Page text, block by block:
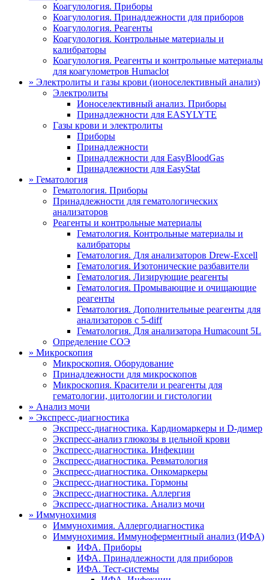
Коагулология. Приборы
Коагулология. Принадлежности для приборов
Коагулология. Реагенты
Коагулология. Контрольные материалы и
калибраторы
Коагулология. Реагенты и контрольные материалы
для коагулометров Humaclot
» Электролиты и газы крови (ионоселективный анализ)
Электролиты
Ионоселективный анализ. Приборы
Принадлежности для EASYLYTE
Газы крови и электролиты
Приборы
Принадлежности
Принадлежности для EasyBloodGas
Принадлежности для EasyStat
» Гематология
Гематология. Приборы
Принадлежности для гематологических
анализаторов
Реагенты и контрольные материалы
Гематология. Контрольные материалы и
калибраторы
Гематология. Для анализаторов Drew-Excell
Гематология. Изотонические разбавители
Гематология. Лизирующие реагенты
Гематология. Промывающие и очищающие
реагенты
Гематология. Дополнительные реагенты для
анализаторов с 5-diff
Гематология. Для анализатора Humacount 5L
Определение СОЭ
» Микроскопия
Микроскопия. Оборудование
Принадлежности для микроскопов
Микроскопия. Красители и реагенты для
гематологии, цитологии и гистологии
» Анализ мочи
» Экспресс-диагностика
Экспресс-диагностика. Кардиомаркеры и D-димер
Экспресс-анализ глюкозы в цельной крови
Экспресс-диагностика. Инфекции
Экспресс-диагностика. Ревматология
Экспресс-диагностика. Онкомаркеры
Экспресс-диагностика. Гормоны
Экспресс-диагностика. Аллергия
Экспресс-диагностика. Анализ мочи
» Иммунохимия
Иммунохимия. Аллергодиагностика
Иммунохимия. Иммуноферментный анализ (ИФА)
ИФА. Приборы
ИФА. Принадлежности для приборов
ИФА. Тест-системы